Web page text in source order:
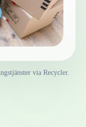
via Recycler.